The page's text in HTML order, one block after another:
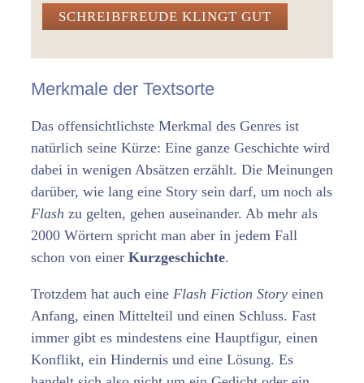
SCHREIBFREUDE KLINGT GUT
Merkmale der Textsorte
Das offensichtlichste Merkmal des Genres ist
natürlich seine Kürze: Eine ganze Geschichte wird
dabei in wenigen Absätzen erzählt. Die Meinungen
darüber, wie lang eine Story sein darf, um noch als
Flash zu gelten, gehen auseinander. Ab mehr als
2000 Wörtern spricht man aber in jedem Fall
schon von einer Kurzgeschichte.
Trotzdem hat auch eine Flash Fiction Story einen
Anfang, einen Mittelteil und einen Schluss. Fast
immer gibt es mindestens eine Hauptfigur, einen
Konflikt, ein Hindernis und eine Lösung. Es